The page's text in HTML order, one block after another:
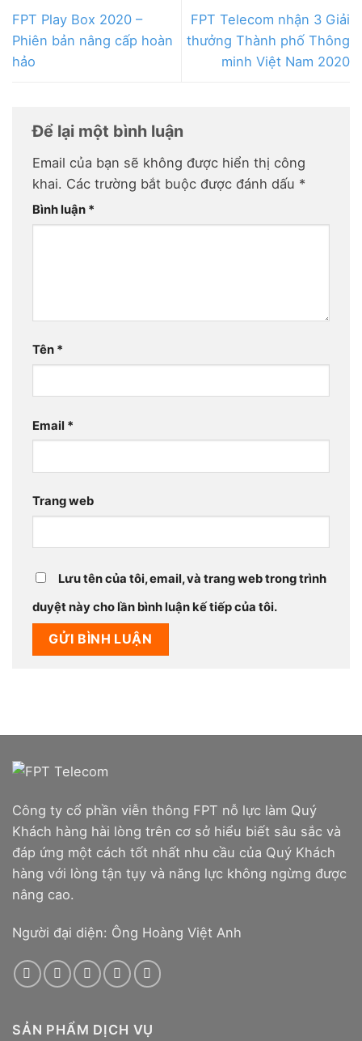
FPT Play Box 2020 –
Phiên bản nâng cấp hoàn
hảo
FPT Telecom nhận 3 Giải
thưởng Thành phố Thông
minh Việt Nam 2020
Để lại một bình luận
Email của bạn sẽ không được hiển thị công
khai. Các trường bắt buộc được đánh dấu *
Bình luận *
Tên *
Email *
Trang web
Lưu tên của tôi, email, và trang web trong trình
duyệt này cho lần bình luận kế tiếp của tôi.
Công ty cổ phần viễn thông FPT nỗ lực làm Quý
Khách hàng hài lòng trên cơ sở hiểu biết sâu sắc và
đáp ứng một cách tốt nhất nhu cầu của Quý Khách
hàng với lòng tận tụy và năng lực không ngừng được
nâng cao.
Người đại diện: Ông Hoàng Việt Anh
SẢN PHẨM DỊCH VỤ